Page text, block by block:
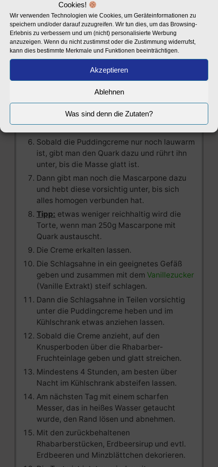
Cookies!
Wir verwenden Technologien wie Cookies, um Geräteinformationen zu
speichern und/oder darauf zuzugreifen. Wir tun dies, um das Browsing-
Erlebnis zu verbessern und um (nicht) personalisierte Werbung
anzuzeigen. Wenn du nicht zustimmst oder die Zustimmung widerrufst,
kann dies bestimmte Merkmale und Funktionen beeinträchtigen.
Akzeptieren
Ablehnen
Was sind denn die Zutaten?
und erhitzen.
Das Puddingpulver mit der restlichen Milch
anrühren, Salz und Eigelb zugeben und
zusammen glatt rühren.
Die heiße Milch mit dem angerührten Stärke-
Eigelb-Mix aufkochen und kurz dick kochen
lassen.
Vom Herd nehmen, etwas auskühlen lassen
und dann die gequollene Gelatine
(Blattgelatine erst ausdrücken) dazu geben
Sobald die Puddingcreme nur noch lauwarm
ist, gibt man den Quark dazu und rührt ihn
unter, bis die Masse glatt ist.
Dann gibt man noch die Mascarpone dazu
und hebt diese vorsichtig unter, bis sich
alles homogen verbunden hat.
Tipp: etwas weniger reichhaltig wird die
Torte, wenn man 250g Mascarpone mit
Quark austauscht.
Die Creme erkalten lassen.
Die Schlagsahne in ein geeignetes Gefäß
geben und zusammen mit dem Vanillezucker
(Vanille Extrakt) steif schlagen.
Dann die Schlagsahne in Teilen vorsichtig
unter die Puddingcreme heben und im
Kühlschrank etwas anziehen lassen.
Sobald die Creme anzieht, auf den
Knusperboden über die Rhabarber-
Fruchteinlage geben und glatt streichen.
Mindestens 4 Stunden, am besten über
Nacht im Kühlschrank absteifen lassen.
Am nächsten Tag mit einem scharfen
Messer, das in heißes Wasser getaucht
wurde, den Rand lösen und abnehmen.
Mit den zurückbehaltenen
Rhabarberstücken, Erdbeersirup und evtl.
Erdbeeren und Minzblättchen dekorieren.